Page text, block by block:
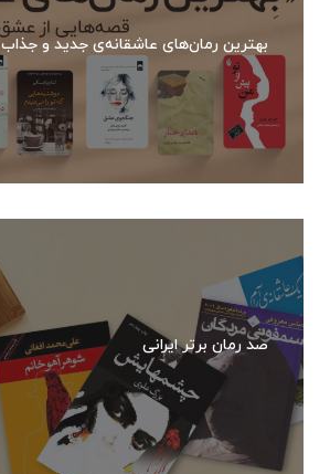
بهترین رمان‌های عاشقانه‌ی جدید و جذاب
صد رمان برتر ایرانی